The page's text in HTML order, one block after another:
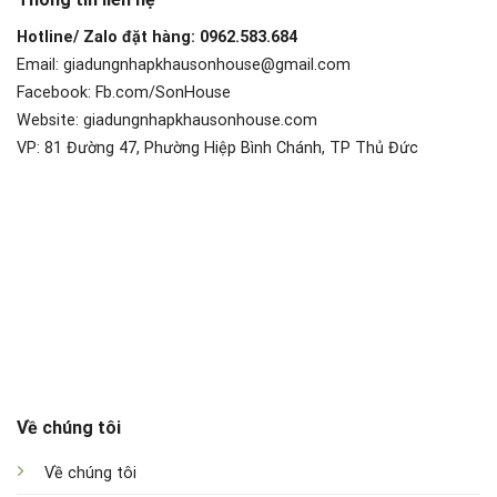
Hotline/ Zalo đặt hàng: 0962.583.684
Email: giadungnhapkhausonhouse@gmail.com
Facebook: Fb.com/SonHouse
Website: giadungnhapkhausonhouse.com
VP: 81 Đường 47, Phường Hiệp Bình Chánh, TP Thủ Đức
Về chúng tôi
Về chúng tôi